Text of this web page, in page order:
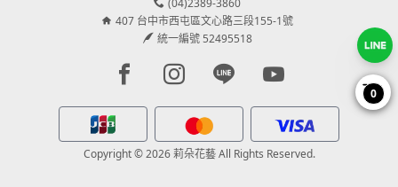
407 台中市西屯區文心路三段155-1號
統一編號 52495518
Facebook page
Instagram page
Line pageYoutube page
Copyright © 2026 莉朵花藝 All Rights Reserved.
0